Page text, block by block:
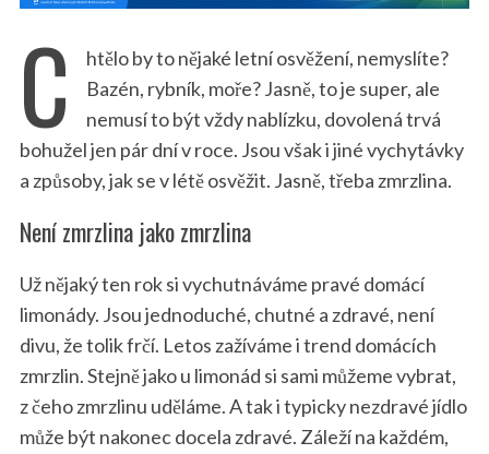
C
htělo by to nějaké letní osvěžení, nemyslíte?
Bazén, rybník, moře? Jasně, to je super, ale
nemusí to být vždy nablízku, dovolená trvá
bohužel jen pár dní v roce. Jsou však i jiné vychytávky
a způsoby, jak se v létě osvěžit. Jasně, třeba zmrzlina.
Není zmrzlina jako zmrzlina
Už nějaký ten rok si vychutnáváme pravé domácí
limonády. Jsou jednoduché, chutné a zdravé, není
divu, že tolik frčí. Letos zažíváme i trend domácích
zmrzlin. Stejně jako u limonád si sami můžeme vybrat,
z čeho zmrzlinu uděláme. A tak i typicky nezdravé jídlo
může být nakonec docela zdravé. Záleží na každém,